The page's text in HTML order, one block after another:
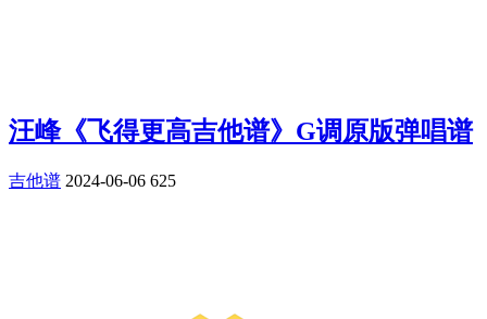
汪峰《飞得更高吉他谱》G调原版弹唱谱
吉他谱 2024-06-06 625